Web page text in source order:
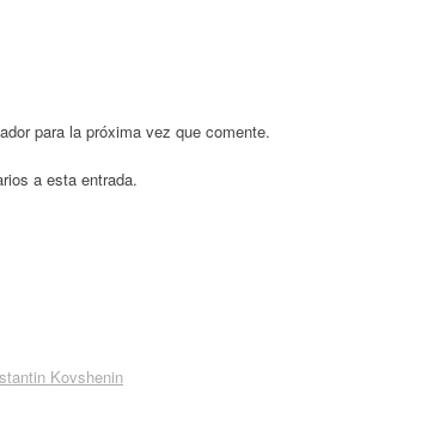
para la próxima vez que comente.
a esta entrada.
Kovshenin